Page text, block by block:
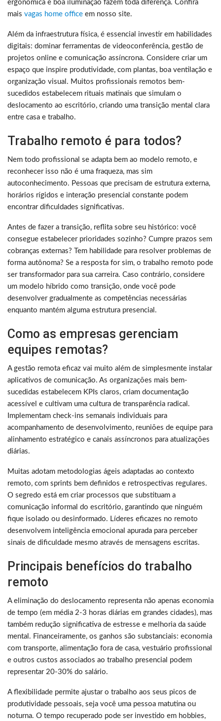
ergonômica e boa iluminação fazem toda diferença. Confira
mais vagas home office em nosso site.
Além da infraestrutura física, é essencial investir em habilidades
digitais: dominar ferramentas de videoconferência, gestão de
projetos online e comunicação assíncrona. Considere criar um
espaço que inspire produtividade, com plantas, boa ventilação e
organização visual. Muitos profissionais remotos bem-
sucedidos estabelecem rituais matinais que simulam o
deslocamento ao escritório, criando uma transição mental clara
entre casa e trabalho.
Trabalho remoto é para todos?
Nem todo profissional se adapta bem ao modelo remoto, e
reconhecer isso não é uma fraqueza, mas sim
autoconhecimento. Pessoas que precisam de estrutura externa,
horários rígidos e interação presencial constante podem
encontrar dificuldades significativas.
Antes de fazer a transição, reflita sobre seu histórico: você
consegue estabelecer prioridades sozinho? Cumpre prazos sem
cobranças externas? Tem habilidade para resolver problemas de
forma autônoma? Se a resposta for sim, o trabalho remoto pode
ser transformador para sua carreira. Caso contrário, considere
um modelo híbrido como transição, onde você pode
desenvolver gradualmente as competências necessárias
enquanto mantém alguma estrutura presencial.
Como as empresas gerenciam
equipes remotas?
A gestão remota eficaz vai muito além de simplesmente instalar
aplicativos de comunicação. As organizações mais bem-
sucedidas estabelecem KPIs claros, criam documentação
acessível e cultivam uma cultura de transparência radical.
Implementam check-ins semanais individuais para
acompanhamento de desenvolvimento, reuniões de equipe para
alinhamento estratégico e canais assíncronos para atualizações
diárias.
Muitas adotam metodologias ágeis adaptadas ao contexto
remoto, com sprints bem definidos e retrospectivas regulares.
O segredo está em criar processos que substituam a
comunicação informal do escritório, garantindo que ninguém
fique isolado ou desinformado. Líderes eficazes no remoto
desenvolvem inteligência emocional apurada para perceber
sinais de dificuldade mesmo através de mensagens escritas.
Principais benefícios do trabalho
remoto
A eliminação do deslocamento representa não apenas economia
de tempo (em média 2-3 horas diárias em grandes cidades), mas
também redução significativa de estresse e melhoria da saúde
mental. Financeiramente, os ganhos são substanciais: economia
com transporte, alimentação fora de casa, vestuário profissional
e outros custos associados ao trabalho presencial podem
representar 20-30% do salário.
A flexibilidade permite ajustar o trabalho aos seus picos de
produtividade pessoais, seja você uma pessoa matutina ou
noturna. O tempo recuperado pode ser investido em hobbies,